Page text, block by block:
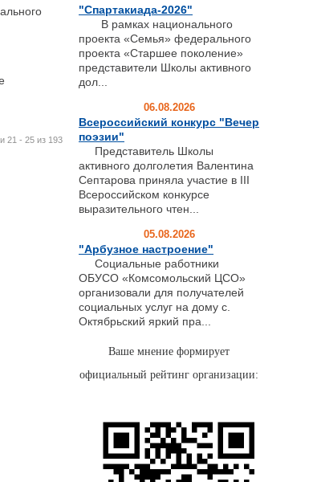
21 - 25 из 193
"Спартакиада-2026"
В рамках национального
проекта «Семья» федерального
проекта «Старшее поколение»
представители Школы активного
дол...
06.08.2026
Всероссийский конкурс "Вечер
поэзии"
Представитель Школы
активного долголетия Валентина
Септарова приняла участие в III
Всероссийском конкурсе
выразительного чтен...
05.08.2026
"Арбузное настроение"
Социальные работники
ОБУСО «Комсомольский ЦСО»
организовали для получателей
социальных услуг на дому с.
Октябрьский яркий пра...
Ваше мнение формирует
официальный рейтинг организации: